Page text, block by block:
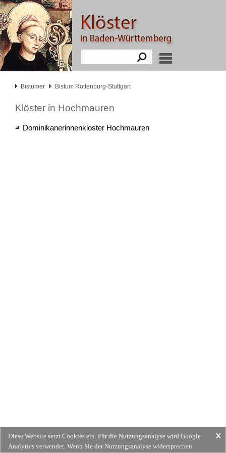
Bistümer Bistum Rottenburg-Stuttgart
Klöster in Hochmauren
Dominikanerinnenkloster Hochmauren
Diese Website setzt Cookies ein. Für die Nutzungsanalyse wird Google
Analytics verwendet. Wenn Sie der Nutzungsanalyse widersprechen